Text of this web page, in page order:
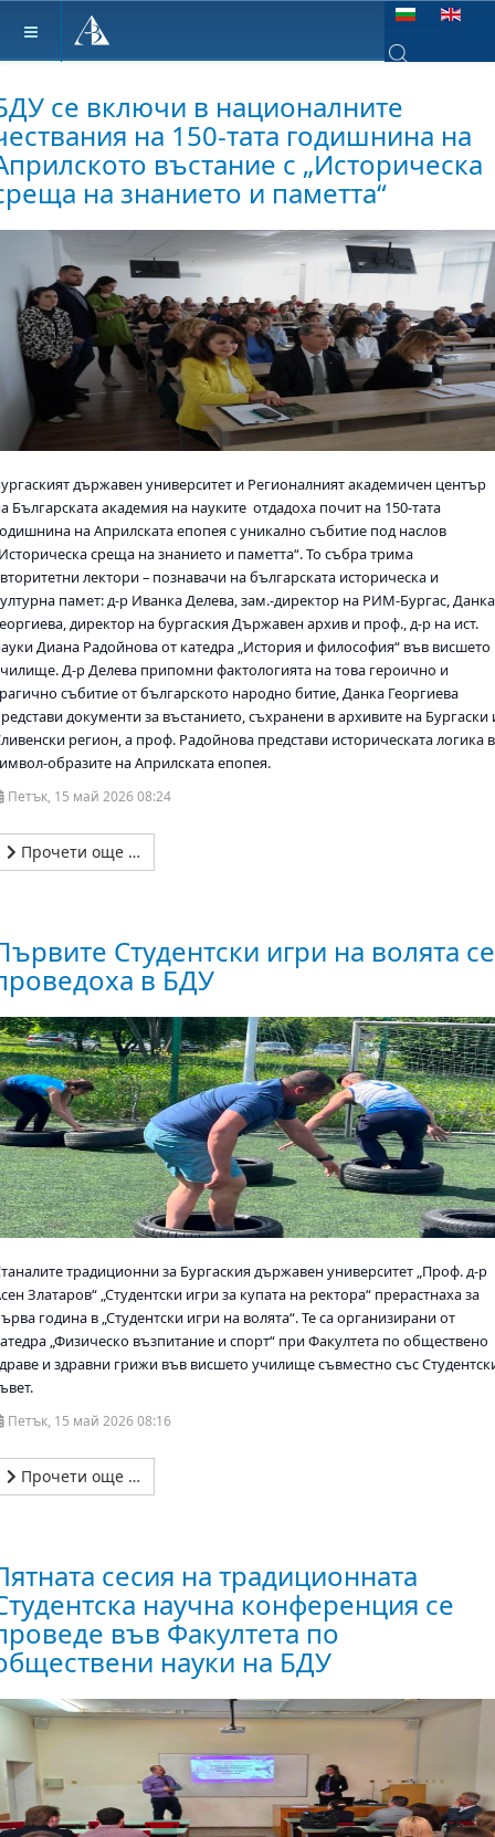
Изберете език
се включи в националните
на 150-тата годишнина на
въстание с „Историческа
на знанието и паметта“
държавен университет и Регионалният академичен център
Българската академия на науките отдадоха почит на 150-тата
на Априлската епопея с уникално събитие под наслов
среща на знанието и паметта“. То събра трима
лектори – познавачи на българската историческа и
памет: д-р Иванка Делева, зам.-директор на РИМ-Бургас, Данка
директор на бургаския Държавен архив и проф., д-р на ист.
Диана Радойнова от катедра „История и философия“ във висшето
Д-р Делева припомни фактологията на това героично и
събитие от българското народно битие, Данка Георгиева
документи за въстанието, съхранени в архивите на Бургаски
регион, а проф. Радойнова представи историческата логика в
образите на Априлската епопея.
Петък, 15 май 2026 08:24
Прочети още …
Студентски игри на волята се
в БДУ
традиционни за Бургаския държавен университет „Проф. д-р
Златаров“ „Студентски игри за купата на ректора“ прерастнаха за
година в „Студентски игри на волята“. Те са организирани от
„Физическо възпитание и спорт“ при Факултета по обществено
и здравни грижи във висшето училище съвместно със
Петък, 15 май 2026 08:16
Прочети още …
сесия на традиционната
научна конференция се
във Факултета по
науки на БДУ